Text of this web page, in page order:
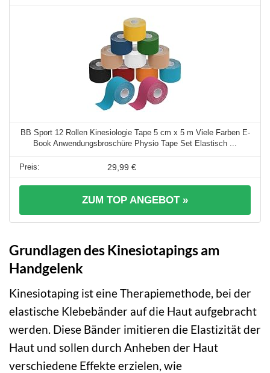
BB Sport 12 Rollen Kinesiologie Tape 5 cm x 5 m Viele Farben E-
Book Anwendungsbroschüre Physio Tape Set Elastisch ...
29,99 €
ZUM TOP ANGEBOT »
Grundlagen des Kinesiotapings am
Handgelenk
Kinesiotaping ist eine Therapiemethode, bei der
elastische Klebebänder auf die Haut aufgebracht
werden. Diese Bänder imitieren die Elastizität der
Haut und sollen durch Anheben der Haut
verschiedene Effekte erzielen, wie